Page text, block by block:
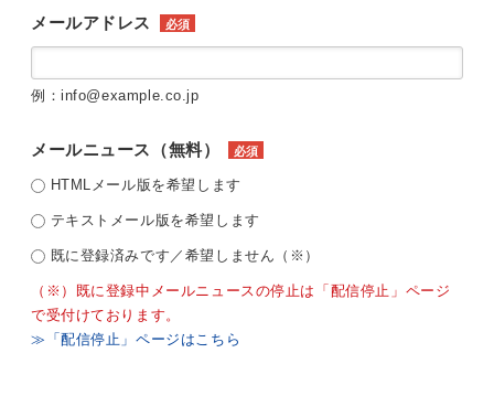
メールアドレス 必須
例：info@example.co.jp
メールニュース（無料） 必須
HTMLメール版を希望します
テキストメール版を希望します
既に登録済みです／希望しません（※）
（※）既に登録中メールニュースの停止は「配信停止」ページ
で受付けております。
≫「配信停止」ページはこちら